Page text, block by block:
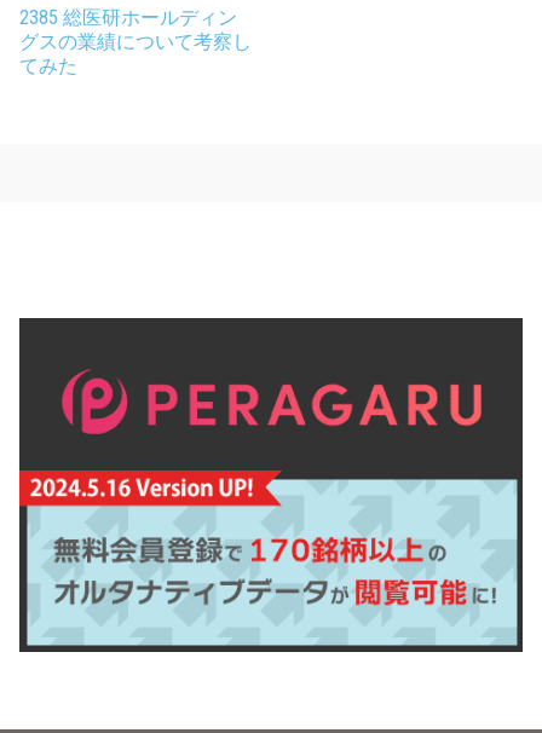
2385 総医研ホールディン
グスの業績について考察し
てみた